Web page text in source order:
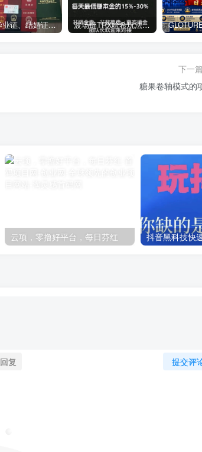
代办毕业证、结婚证、房产证、不动产权证书、离婚证、中专/大专/高中 ​波场链TRX哈希玩法深度解析：低门槛也能实现稳定回报的新思路
下一
糖果卷轴模式的
云项，零撸好平台，每日芬红
提交评
复